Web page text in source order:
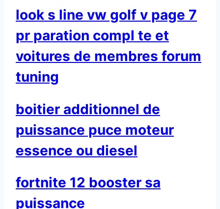
look s line vw golf v page 7
pr paration compl te et
voitures de membres forum
tuning
boitier additionnel de
puissance puce moteur
essence ou diesel
fortnite 12 booster sa
puissance